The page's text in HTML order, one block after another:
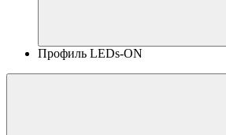
Профиль LEDs-ON